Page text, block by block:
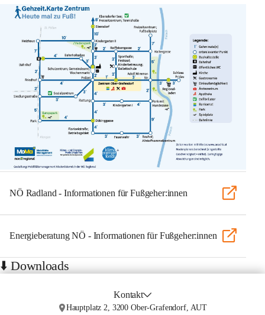
NÖ Radland - Informationen für Fußgeher:innen
Energieberatung NÖ - Informationen für Fußgeher:innen
⬇️ Downloads
Kontakt
Hauptplatz 2, 3200 Ober-Grafendorf, AUT